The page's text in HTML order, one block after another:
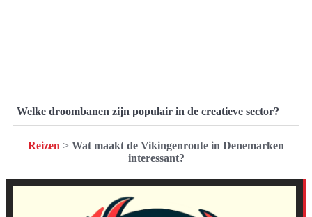
Welke droombanen zijn populair in de creatieve sector?
Reizen > Wat maakt de Vikingenroute in Denemarken
interessant?